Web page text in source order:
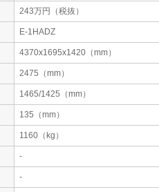
243万円（税抜）
E-1HADZ
4370x1695x1420（mm）
2475（mm）
1465/1425（mm）
135（mm）
1160（kg）
-
-